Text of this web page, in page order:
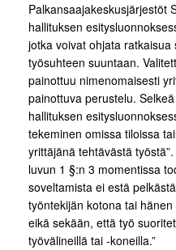
Palkansaajakeskusjärjestöt
hallituksen
jotka voivat ohjata
työsuhteen suuntaan.
painottuu nimenomaisesti
painottuva perustelu.
hallituksen
tekeminen omissa tiloissa
yrittäjänä tehtävästä
luvun 1 §:n 3 momentissa
soveltamista ei estä
työntekijän kotona tai
eikä sekään, että työ
työvälineillä tai -koneilla.”